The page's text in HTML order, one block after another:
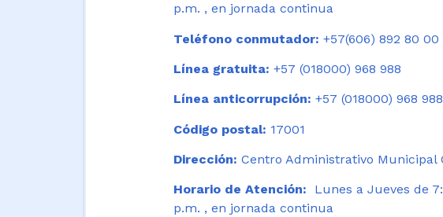
p.m. , en jornada continua
Teléfono conmutador: +57(606) 892 80 00
Línea gratuita: +57 (018000) 968 988
Línea anticorrupción: +57 (018000) 968 988
Código postal: 17001
Dirección: Centro Administrativo Municipal
Horario de Atención: Lunes a Jueves de
p.m. , en jornada continua